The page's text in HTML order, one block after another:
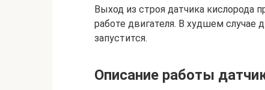
Выход из строя датчика кислорода
работе двигателя. В худшем случае
запустится.
Описание работы